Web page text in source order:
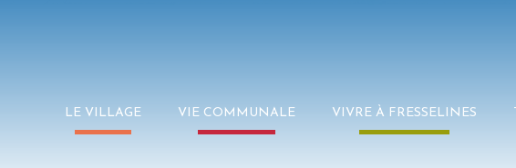
LE VILLAGE VIE COMMUNALE VIVRE À FRESSELINES